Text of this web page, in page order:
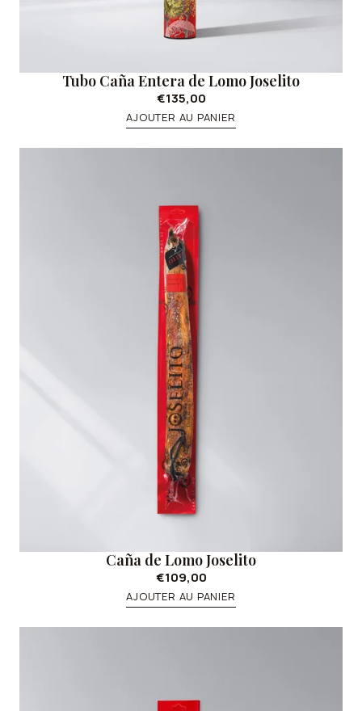
Tubo Caña Entera de Lomo Joselito
€135,00
AJOUTER AU PANIER
Caña de Lomo Joselito
€109,00
AJOUTER AU PANIER